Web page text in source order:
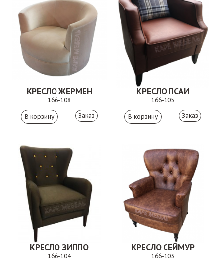
КРЕСЛО ЖЕРМЕН
166-108
Заказ
КРЕСЛО ПСАЙ
166-105
Заказ
КРЕСЛО ЗИППО
166-104
КРЕСЛО СЕЙМУР
166-103